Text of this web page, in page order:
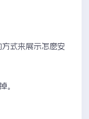
式来展示怎麽安
。